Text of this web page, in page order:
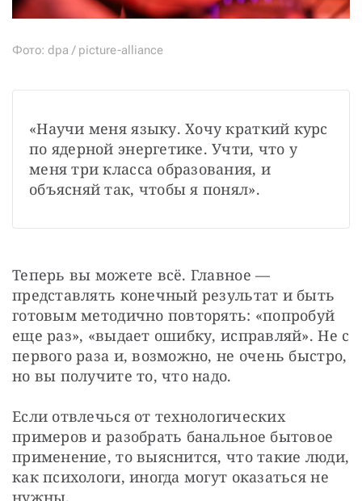
Фото: dpa / picture-alliance
«Научи меня языку. Хочу краткий курс
по ядерной энергетике. Учти, что у
меня три класса образования, и
объясняй так, чтобы я понял».
Теперь вы можете всё. Главное —
представлять конечный результат и быть
готовым методично повторять: «попробуй
еще раз», «выдает ошибку, исправляй». Не с
первого раза и, возможно, не очень быстро,
но вы получите то, что надо.
Если отвлечься от технологических
примеров и разобрать банальное бытовое
применение, то выяснится, что такие люди,
как психологи, иногда могут оказаться не
нужны.